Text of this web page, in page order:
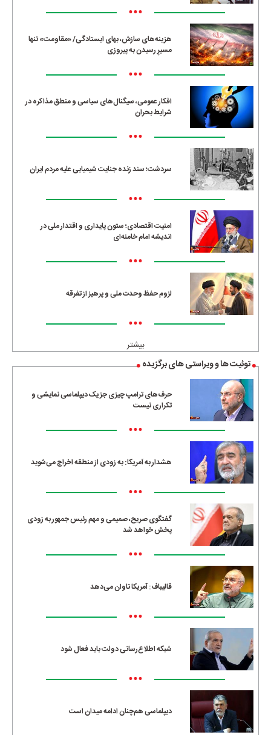
•••
هزینه‌های سازش، بهای ایستادگی/ «مقاومت» تنها
مسیرِ رسیدن به پیروزی
•••
افکار عمومی، سیگنال‌های سیاسی و منطق مذاکره در
شرایط بحران
•••
سردشت؛ سند زنده جنایت شیمیایی علیه مردم ایران
•••
امنیت اقتصادی؛ ستون پایداری و اقتدار ملی در
اندیشه امام خامنه‌ای
•••
لزوم حفظ وحدت ملی و پرهیز از تفرقه
•••
بیشتر
توئیت ها و ویراستی های برگزیده
حرف‌های ترامپ چیزی جز یک دیپلماسی نمایشی و
تکراری نیست
•••
هشدار به آمریکا: به زودی از منطقه اخراج می‌شوید
•••
گفتگوی صریح، صمیمی و مهم رئیس جمهور به زودی
پخش خواهد شد
•••
قالیباف: آمریکا تاوان می‌دهد
•••
شبکه اطلاع‌رسانی دولت باید فعال شود
•••
دیپلماسی هم‌چنان ادامه میدان است